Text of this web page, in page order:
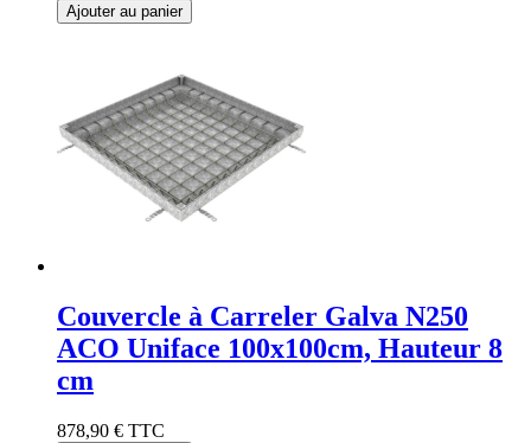
Ajouter au panier
Couvercle à Carreler Galva N250
ACO Uniface 100x100cm, Hauteur 8
cm
878,90 € TTC